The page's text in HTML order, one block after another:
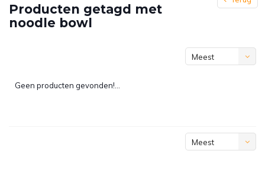
Producten getagd met
noodle bowl
Meest
Geen producten gevonden!...
Meest